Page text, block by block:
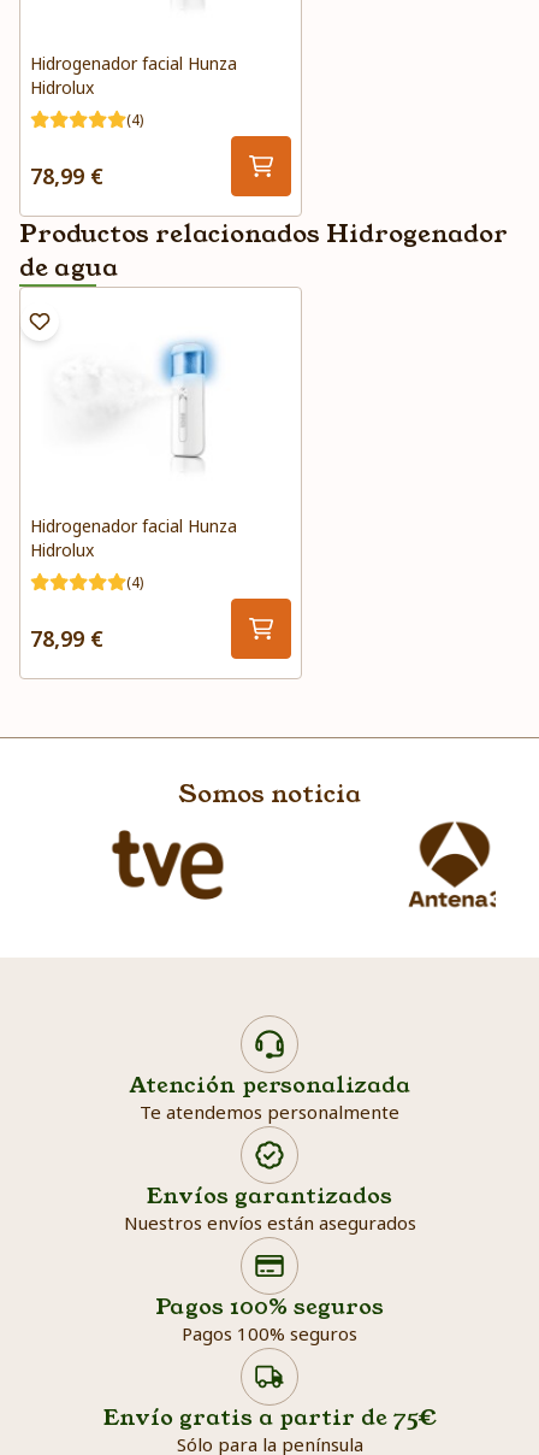
Hidrogenador facial Hunza
Hidrolux
(4)
78,99 €
Productos relacionados Hidrogenador
de agua
Hidrogenador facial Hunza
Hidrolux
(4)
78,99 €
Somos noticia
Atención personalizada
Te atendemos personalmente
Envíos garantizados
Nuestros envíos están asegurados
Pagos 100% seguros
Pagos 100% seguros
Envío gratis a partir de 75€
Sólo para la península
Search products